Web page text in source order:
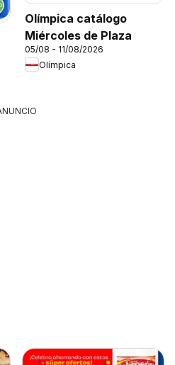
Olímpica catálogo
Miércoles de Plaza
05/08 - 11/08/2026
Olímpica